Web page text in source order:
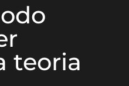
teoria